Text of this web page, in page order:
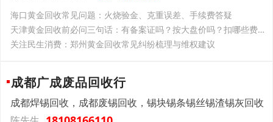
海口黄金回收常见问题：火烧验金、克重误差、手续费答疑
天津黄金回收前必问三句话：有备案证吗？按大盘价吗？扣哪些费吗？门店反应暴露真相
关注民生消费：郑州黄金回收常见纠纷梳理与维权建议
成都广成废品回收行
成都焊锡回收，成都废锡回收，锡块锡条锡丝锡渣锡灰回收